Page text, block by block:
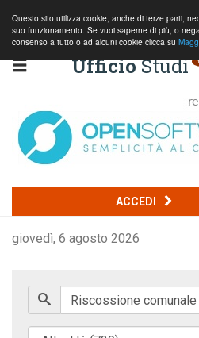
Questo sito utilizza cookie, anche di terze parti,
suo funzionamento. Se vuoi saperne di più, o
consenso a tutto o ad alcuni cookie clicca su
UfficioStudi
ACCEDI
giovedì, 6 agosto 2026
Codice della strada
Commercio
Edilizia e ambiente
Normativa nazionale